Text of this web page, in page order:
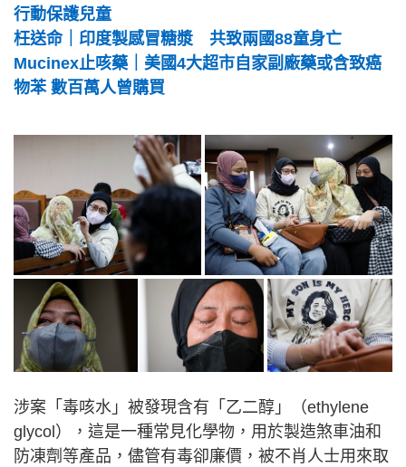
行動保護兒童
枉送命｜印度製感冒糖漿 共致兩國88童身亡
Mucinex止咳藥｜美國4大超市自家副廠藥或含致癌
物苯 數百萬人曾購買
涉案「毒咳水」被發現含有「乙二醇」（ethylene
glycol），這是一種常見化學物，用於製造煞車油和
防凍劑等產品，儘管有毒卻廉價，被不肖人士用來取